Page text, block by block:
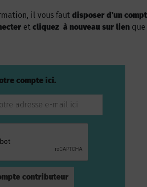
il vous faut disposer d’un
et cliquez à nouveau sur lien que
compte ici.